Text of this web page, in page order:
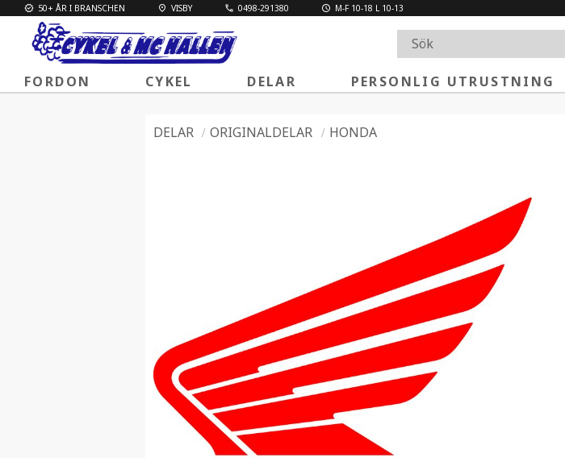
50+ ÅR I BRANSCHEN VISBY 0498-291380 M-F 10-18 L 10-13
FORDON CYKEL DELAR PERSONLIG UTRUSTNING
DELAR ORIGINALDELAR HONDA